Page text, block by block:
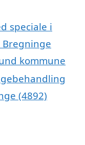
speciale i
kommune
(4892)